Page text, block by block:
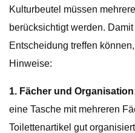
Kulturbeutel müssen
berücksichtigt werden.
Entscheidung treffen
Hinweise:
1. Fächer und
eine Tasche mit mehreren
Toilettenartikel gut